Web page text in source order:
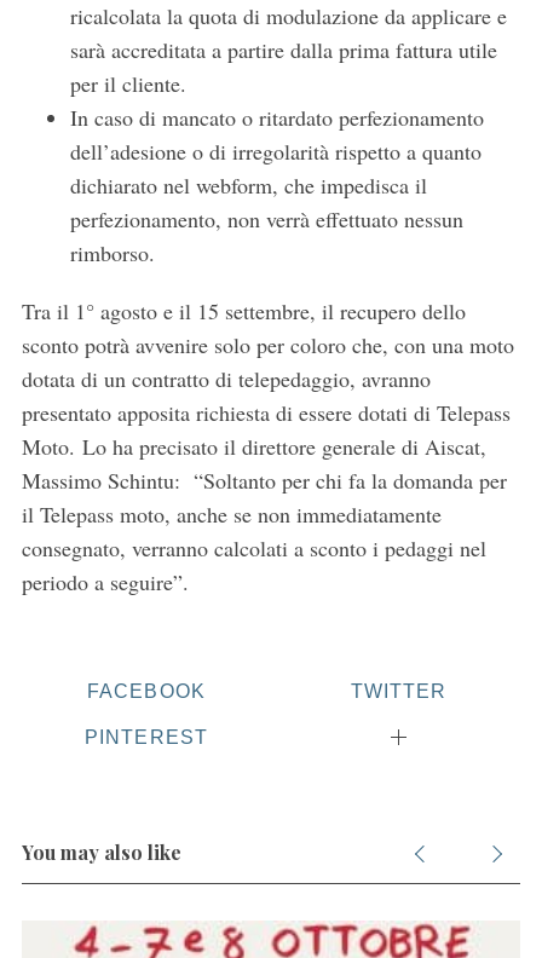
ricalcolata la quota di modulazione da applicare e
sarà accreditata a partire dalla prima fattura utile
per il cliente.
In caso di mancato o ritardato perfezionamento
dell’adesione o di irregolarità rispetto a quanto
dichiarato nel webform, che impedisca il
perfezionamento, non verrà effettuato nessun
rimborso.
Tra il 1° agosto e il 15 settembre, il recupero dello
sconto potrà avvenire solo per coloro che, con una moto
dotata di un contratto di telepedaggio, avranno
presentato apposita richiesta di essere dotati di Telepass
Moto. Lo ha precisato il direttore generale di Aiscat,
Massimo Schintu: “Soltanto per chi fa la domanda per
il Telepass moto, anche se non immediatamente
consegnato, verranno calcolati a sconto i pedaggi nel
periodo a seguire”.
FACEBOOK TWITTER
PINTEREST
You may also like
S
c
h